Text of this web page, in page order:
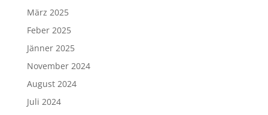
März 2025
Feber 2025
Jänner 2025
November 2024
August 2024
Juli 2024